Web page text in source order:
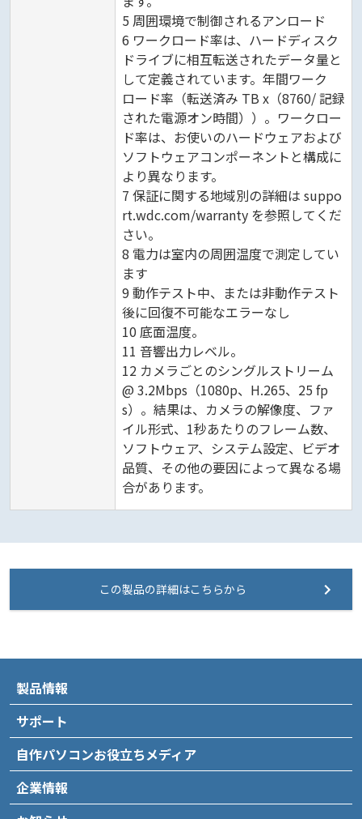
5 周囲環境で制御されるアンロード
6 ワークロード率は、ハードディスク
ドライブに相互転送されたデータ量と
して定義されています。年間ワーク
ロード率（転送済み TB x（8760/ 記録
された電源オン時間））。ワークロー
ド率は、お使いのハードウェアおよび
ソフトウェアコンポーネントと構成に
より異なります。
7 保証に関する地域別の詳細は suppo
rt.wdc.com/warranty を参照してくだ
さい。
8 電力は室内の周囲温度で測定してい
ます
9 動作テスト中、または非動作テスト
後に回復不可能なエラーなし
10 底面温度。
11 音響出力レベル。
12 カメラごとのシングルストリーム
@ 3.2Mbps（1080p、H.265、25 fp
s）。結果は、カメラの解像度、ファ
イル形式、1秒あたりのフレーム数、
ソフトウェア、システム設定、ビデオ
品質、その他の要因によって異なる場
合があります。
この製品の詳細はこちらから
製品情報
サポート
自作パソコンお役立ちメディア
企業情報